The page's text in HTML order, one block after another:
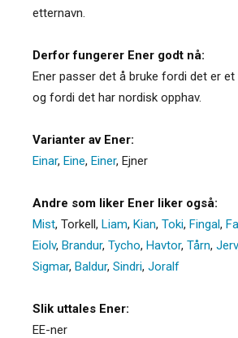
etternavn.
Derfor fungerer Ener godt nå:
Ener passer det å bruke fordi det er
og fordi det har nordisk opphav.
Varianter av Ener:
Einar, Eine, Einer, Ejner
Andre som liker Ener liker også:
Mist, Torkell, Liam, Kian, Toki, Fingal,
Eiolv, Brandur, Tycho, Havtor, Tårn, Jerv
Sigmar, Baldur, Sindri, Joralf
Slik uttales Ener:
EE-ner